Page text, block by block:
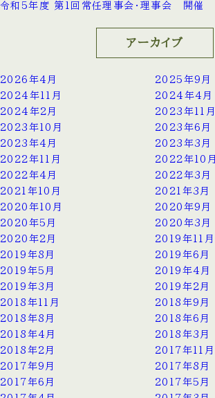
令和5年度 第1回常任理事会・理事会 開催
アーカイブ
2026年4月
2025年9月
2024年11月
2024年4月
2024年2月
2023年11月
2023年10月
2023年6月
2023年4月
2023年3月
2022年11月
2022年10月
2022年4月
2022年3月
2021年10月
2021年3月
2020年10月
2020年9月
2020年5月
2020年3月
2020年2月
2019年11月
2019年8月
2019年6月
2019年5月
2019年4月
2019年3月
2019年2月
2018年11月
2018年9月
2018年8月
2018年6月
2018年4月
2018年3月
2018年2月
2017年11月
2017年9月
2017年8月
2017年6月
2017年5月